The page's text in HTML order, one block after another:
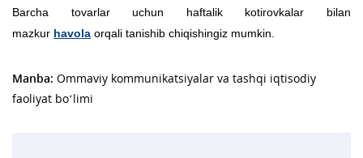
Barcha tovarlar uchun haftalik kotirovkalar bilan
mazkur havola orqali tanishib chiqishingiz mumkin.
Manba: Ommaviy kommunikatsiyalar va tashqi iqtisodiy
faoliyat bo‘limi